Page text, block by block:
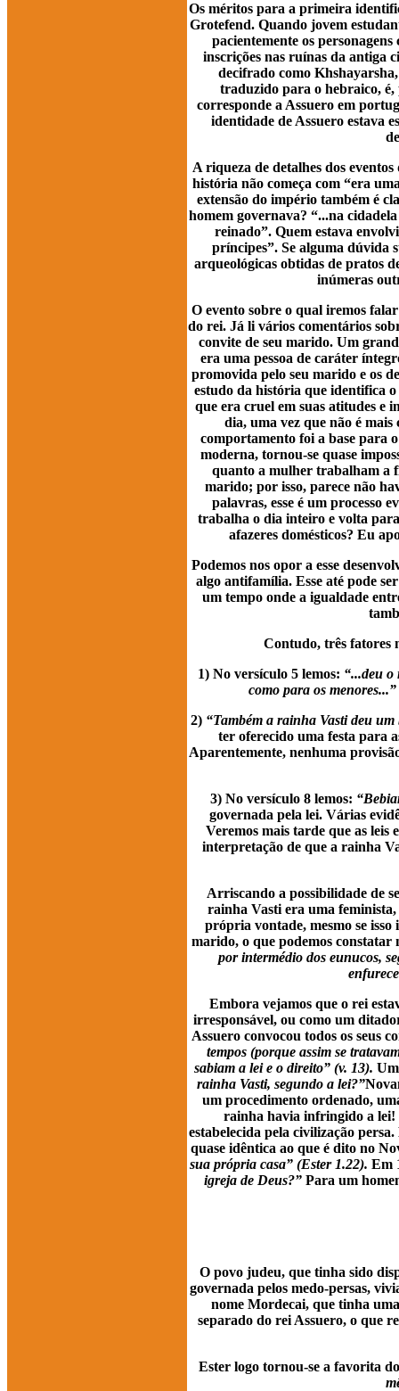
Os méritos para a primeira
Grotefend. Quando jovem
pacientemente os
inscrições nas ruínas da antiga
decifrado como
traduzido para o hebraico,
corresponde a Assuero em
identidade de Assuero estava
A riqueza de detalhes dos
história não começa com “era
extensão do império também é
homem governava? “...na
reinado”. Quem estava
príncipes”. Se alguma dúvida
arqueológicas obtidas de pratos
inúmeras
O evento sobre o qual iremos
do rei. Já li vários comentários
convite de seu marido. Um
era uma pessoa de caráter
promovida pelo seu marido e os
estudo da história que identifica
que era cruel em suas atitudes e
dia, uma vez que não é
comportamento foi a base para
moderna, tornou-se quase
quanto a mulher trabalham a
marido; por isso, parece não
palavras, esse é um processo
trabalha o dia inteiro e volta
afazeres domésticos? Eu
Podemos nos opor a esse
algo antifamília. Esse até pode
um tempo onde a igualdade
Contudo, três fatores
1) No versículo 5 lemos: “...deu o
como para os menores...”
2) “Também a rainha Vasti deu
ter oferecido uma festa para
Aparentemente, nenhuma
3) No versículo 8 lemos:
governada pela lei. Várias
Veremos mais tarde que as
interpretação de que a rainha
Arriscando a possibilidade de
rainha Vasti era uma feminista,
própria vontade, mesmo se isso
marido, o que podemos constatar
por intermédio dos eunucos,
Embora vejamos que o rei
irresponsável, ou como um
Assuero convocou todos os seus
tempos (porque assim se
sabiam a lei e o direito” (v. 13).
rainha Vasti, segundo a lei?”
um procedimento ordenado,
rainha havia infringido a lei!
estabelecida pela civilização
quase idêntica ao que é dito no
sua própria casa” (Ester 1.22). Em
igreja de Deus?” Para um
O povo judeu, que tinha sido
governada pelos medo-persas,
nome Mordecai, que tinha
separado do rei Assuero, o que
Ester logo tornou-se a favorita